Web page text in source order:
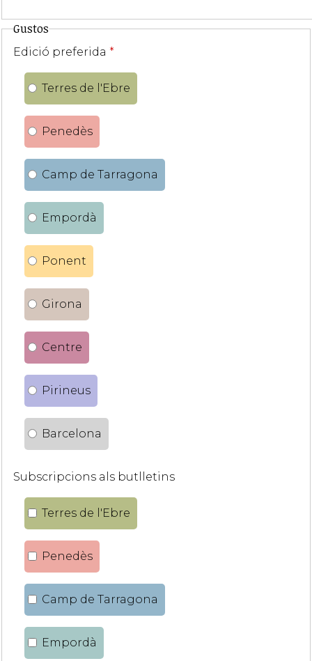
Gustos
Edició preferida *
Terres de l'Ebre
Penedès
Camp de Tarragona
Empordà
Ponent
Girona
Centre
Pirineus
Barcelona
Subscripcions als butlletins
Terres de l'Ebre
Penedès
Camp de Tarragona
Empordà